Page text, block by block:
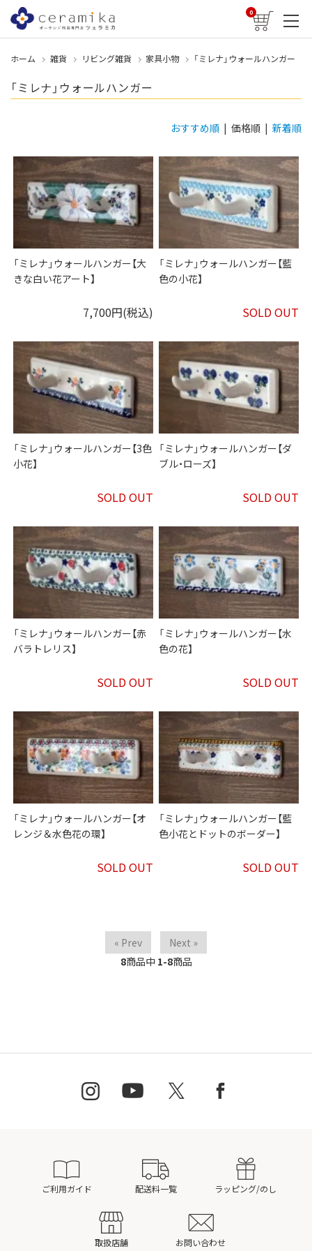
0
ホーム 雑貨 リビング雑貨 家具小物 「ミレナ」ウォールハンガー
「ミレナ」ウォールハンガー
おすすめ順 | 価格順 | 新着順
「ミレナ」ウォールハンガー【大
きな白い花アート】
7,700円(税込)
「ミレナ」ウォールハンガー【藍
色の小花】
SOLD OUT
「ミレナ」ウォールハンガー【3色
小花】
SOLD OUT
「ミレナ」ウォールハンガー【ダ
ブル・ローズ】
SOLD OUT
「ミレナ」ウォールハンガー【赤
バラトレリス】
SOLD OUT
「ミレナ」ウォールハンガー【水
色の花】
SOLD OUT
「ミレナ」ウォールハンガー【オ
レンジ＆水色花の環】
SOLD OUT
「ミレナ」ウォールハンガー【藍
色小花とドットのボーダー】
SOLD OUT
« Prev
Next »
8商品中 1-8商品
ご利用ガイド 配送料一覧 ラッピング/のし
取扱店舗 お問い合わせ